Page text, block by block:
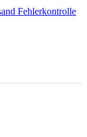
Fehlerkontrolle